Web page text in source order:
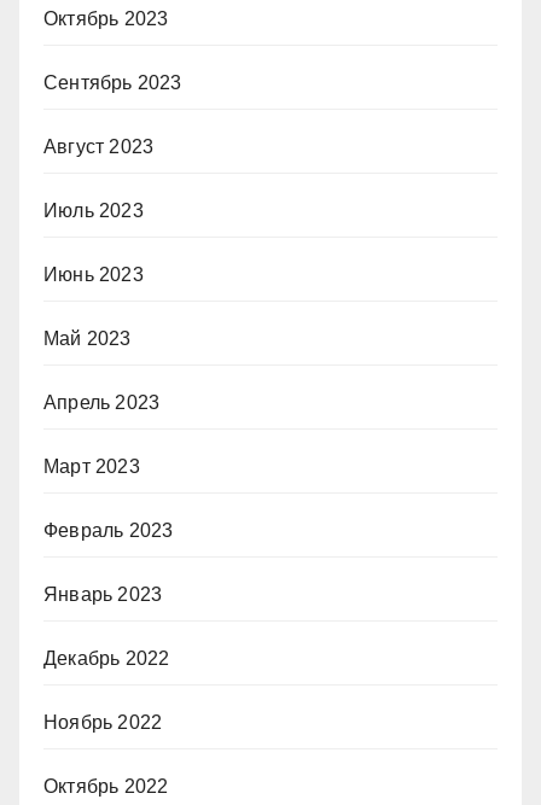
Октябрь 2023
Сентябрь 2023
Август 2023
Июль 2023
Июнь 2023
Май 2023
Апрель 2023
Март 2023
Февраль 2023
Январь 2023
Декабрь 2022
Ноябрь 2022
Октябрь 2022